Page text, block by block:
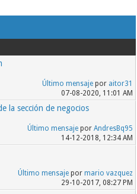
Último mensajepor aitor31
07-08-2020, 11:01 AM
la sección de negocios
Último mensajepor AndresBq95
14-12-2018, 12:34 AM
Último mensajepor mario vazquez
29-10-2017, 08:27 PM